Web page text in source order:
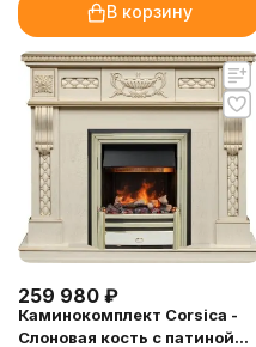
В корзину
259 980 ₽
Каминокомплект Corsica -
Слоновая кость с патиной